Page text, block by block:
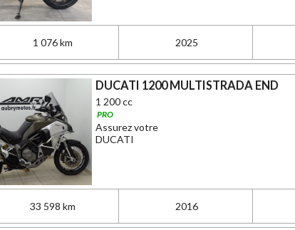
1 076 km 2025
DUCATI 1200 MULTISTRADA END
1 200 cc
PRO
Assurez votre
DUCATI
33 598 km 2016